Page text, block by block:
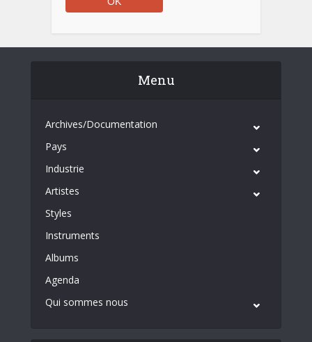
Menu
Archives/Documentation
Pays
Industrie
Artistes
Styles
Instruments
Albums
Agenda
Qui sommes nous